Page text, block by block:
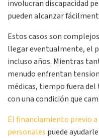
involucran discapacidad
pueden alcanzar
Estos casos son
llegar eventualmente, el
incluso años. Mientras
menudo enfrentan
médicas, tiempo fuera
con una condición que
El financiamiento previo
personales puede